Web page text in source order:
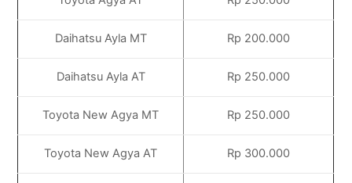
Daihatsu Ayla MT Rp 200.000
Daihatsu Ayla AT Rp 250.000
Toyota New Agya MT Rp 250.000
Toyota New Agya AT Rp 300.000